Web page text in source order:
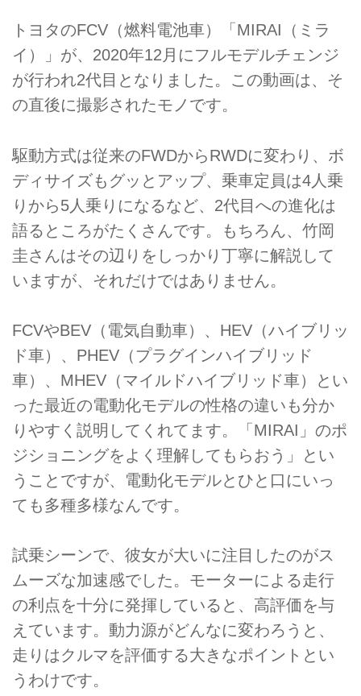
トヨタのFCV（燃料電池車）「MIRAI（ミラ
イ）」が、2020年12月にフルモデルチェンジ
が行われ2代目となりました。この動画は、そ
の直後に撮影されたモノです。
駆動方式は従来のFWDからRWDに変わり、ボ
ディサイズもグッとアップ、乗車定員は4人乗
りから5人乗りになるなど、2代目への進化は
語るところがたくさんです。もちろん、竹岡
圭さんはその辺りをしっかり丁寧に解説して
いますが、それだけではありません。
FCVやBEV（電気自動車）、HEV（ハイブリッ
ド車）、PHEV（プラグインハイブリッド
車）、MHEV（マイルドハイブリッド車）とい
った最近の電動化モデルの性格の違いも分か
りやすく説明してくれてます。「MIRAI」のポ
ジショニングをよく理解してもらおう」とい
うことですが、電動化モデルとひと口にいっ
ても多種多様なんです。
試乗シーンで、彼女が大いに注目したのがス
ムーズな加速感でした。モーターによる走行
の利点を十分に発揮していると、高評価を与
えています。動力源がどんなに変わろうと、
走りはクルマを評価する大きなポイントとい
うわけです。